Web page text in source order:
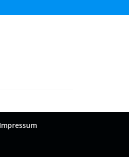
Impressum